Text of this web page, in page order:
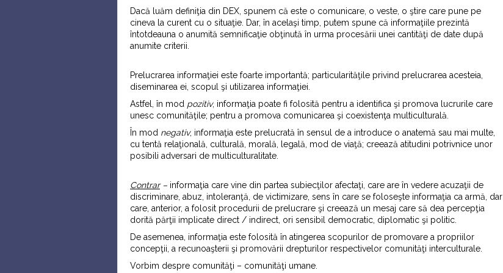
Dacă luăm definiţia din DEX, spunem că este o comunicare, o veste, o ştire care pune pe
cineva la curent cu o situaţie. Dar, în acelaşi timp, putem spune că informaţiile prezintă
întotdeauna o anumită semnificaţie obţinută în urma procesării unei cantităţi de date după
anumite criterii.
Prelucrarea informaţiei este foarte importantă; particularităţile privind prelucrarea acesteia,
diseminarea ei, scopul şi utilizarea informaţiei.
Astfel, în mod pozitiv, informaţia poate fi folosită pentru a identifica şi promova lucrurile care
unesc comunităţile; pentru a promova comunicarea şi coexistenţa multiculturală.
În mod negativ, informaţia este prelucrată în sensul de a introduce o anatemă sau mai multe,
cu tentă relaţională, culturală, morală, legală, mod de viaţă; creează atitudini potrivnice unor
posibili adversari de multiculturalitate.
Contrar– informaţia care vine din partea subiecţilor afectaţi, care are în vedere acuzaţii de
discriminare, abuz, intoleranţă, de victimizare, sens în care se foloseşte informaţia ca armă, dar
care, anterior, a folosit procedurii de prelucrare şi creează un mesaj care să dea percepţia
dorită părţii implicate direct / indirect, ori sensibil democratic, diplomatic şi politic.
De asemenea, informaţia este folosită în atingerea scopurilor de promovare a propriilor
concepţii, a recunoaşterii şi promovării drepturilor respectivelor comunităţi interculturale.
Vorbim despre comunităţi – comunităţi umane.